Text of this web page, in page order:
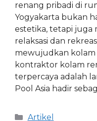
renang pribadi di
Yogyakarta bukan
estetika, tetapi juga
relaksasi dan
mewujudkan kolam
kontraktor kolam
terpercaya adalah
Pool Asia hadir
Artikel